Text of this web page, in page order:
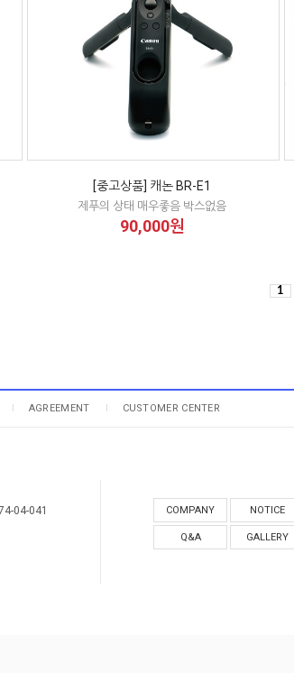
[중고상품] 캐논 BR-E1
제푸의 상태 매우좋음 박스없음
90,000원
1
AGREEMENT CUSTOMER CENTER
04-041
COMPANY NOTICE
Q&A GALLERY